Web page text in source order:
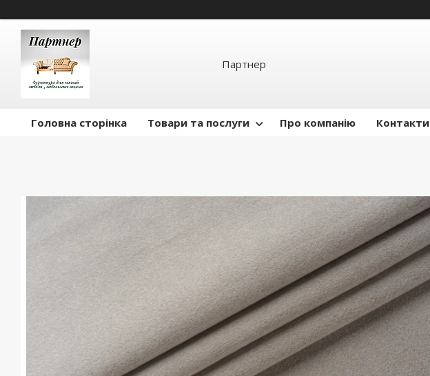
Партнер
Головна сторінка Товари та послуги Про компанію Контакти